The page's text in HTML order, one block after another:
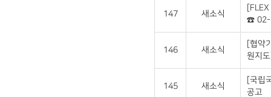
147 새소식
☎ 02-
146 새소식
[협약
원지
145 새소식
[국립
공고